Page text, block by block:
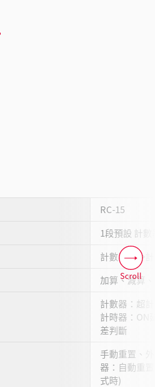
RC-15
1段預設 計
計數器←→計
加算、減算
計數器：超
計時器：ON
差判斷
手動重置、
器：自動重
式時)
Scroll